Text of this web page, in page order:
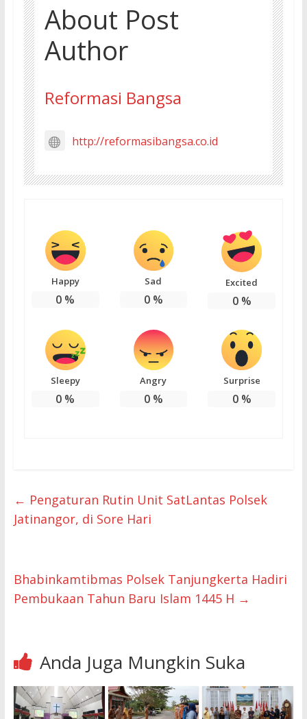
About Post
Author
Reformasi Bangsa
http://reformasibangsa.co.id
Happy
0 %
Sad
0%
Excited
0%
Sleepy
0 %
Angry
0%
Surprise
0%
← Pengaturan Rutin Unit SatLantas Polsek
Jatinangor, di Sore Hari
Bhabinkamtibmas Polsek Tanjungkerta Hadiri
Pembukaan Tahun Baru Islam 1445 H →
Anda Juga Mungkin Suka